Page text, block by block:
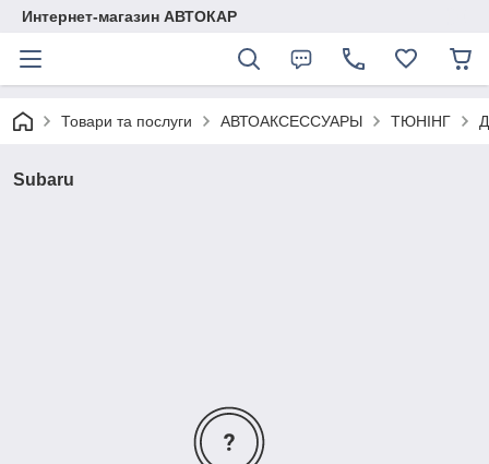
Интернет-магазин АВТОКАР
Товари та послуги АВТОАКСЕССУАРЫ ТЮНІНГ
Subaru